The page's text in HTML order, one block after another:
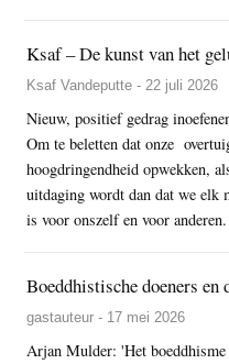
Ksaf – De kunst van het
Ksaf Vandeputte - 22 juli 2026
Nieuw, positief gedrag
Om te beletten dat onze
hoogdringendheid opwekken,
uitdaging wordt dan dat we elk
is voor onszelf en voor anderen.
Boeddhistische doeners en
gastauteur - 17 mei 2026
Arjan Mulder: 'Het